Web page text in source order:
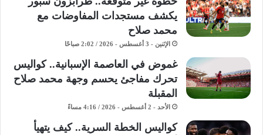
يكشف مستجدات المفاوضات مع
محمد صلاح
الإثنين - 3 أغسطس - 2026 / 2:02 صباحًا
غموض في العاصمة الإسبانية.. كواليس
تحرك مفاجئ يحسم وجهة محمد صلاح
المقبلة
الأحد - 2 أغسطس - 2026 / 4:16 مساءً
كواليس الخطة السرية.. كيف يتهيأ